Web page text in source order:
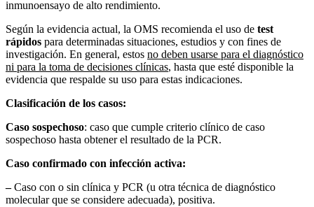
inmunoensayo de alto rendimiento.
Según la evidencia actual, la OMS recomienda el uso de test
rápidos para determinadas situaciones, estudios y con fines de
investigación. En general, estos no deben usarse para el diagnóstico
ni para la toma de decisiones clínicas, hasta que esté disponible la
evidencia que respalde su uso para estas indicaciones.
Clasificación de los casos:
Caso sospechoso: caso que cumple criterio clínico de caso
sospechoso hasta obtener el resultado de la PCR.
Caso confirmado con infección activa:
–Caso con o sin clínica y PCR (u otra técnica de diagnóstico
molecular que se considere adecuada), positiva.